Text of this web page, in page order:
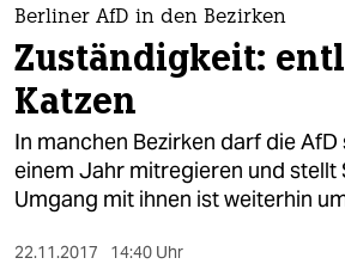
themen
politik
öko
gesellschaft
Berliner AfD in den Bezirken
Zuständigkeit:
Katzen
In manchen Bezirken darf die
einem Jahr mitregieren und stellt
Umgang mit ihnen ist weiterhin
22.11.2017 14:40 Uhr